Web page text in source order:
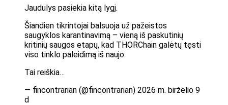
Jaudulys pasiekia kitą lygį.
Šiandien tikrintojai balsuoja už pažeistos
saugyklos karantinavimą – vieną iš paskutinių
kritinių saugos etapų, kad THORChain galėtų tęsti
viso tinklo paleidimą iš naujo.
Tai reiškia…
— fincontrarian (@fincontrarian) 2026 m. birželio 9
d